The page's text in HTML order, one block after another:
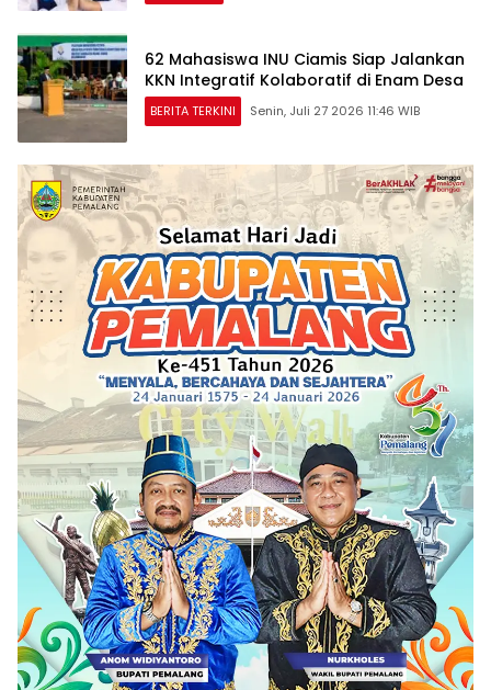
62 Mahasiswa INU Ciamis Siap Jalankan
KKN Integratif Kolaboratif di Enam Desa
BERITA TERKINI Senin, Juli 27 2026 11:46 WIB